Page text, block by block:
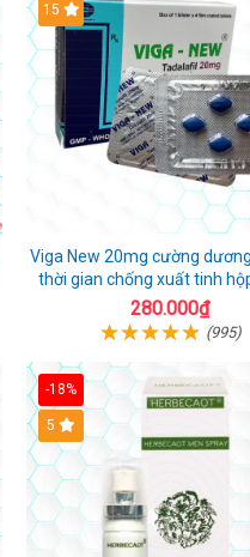
15
Viga New 20mg cường
thời gian chống xuất tinh
280.000₫
(995)
-18%
5